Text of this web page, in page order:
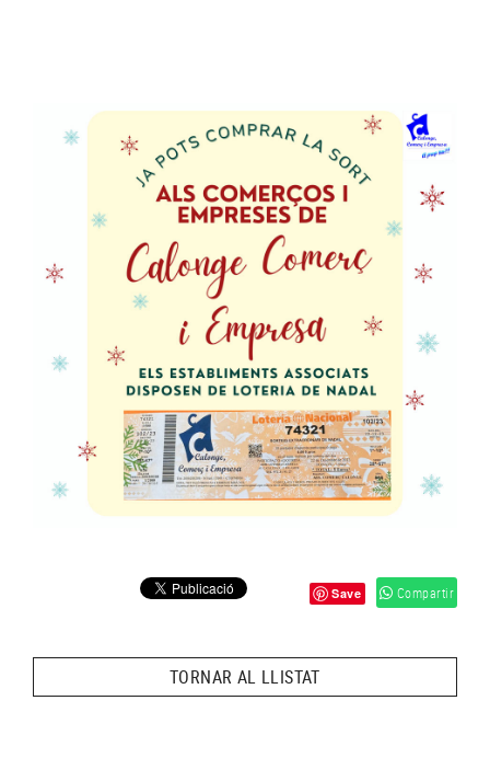
Save Compartir
TORNAR AL LLISTAT